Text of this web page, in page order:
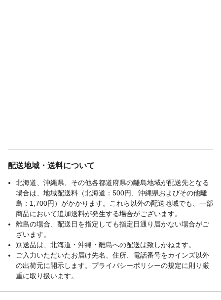
配送地域・送料について
北海道、沖縄県、その他各都道府県の離島地域が配送先となる
場合は、地域配送料（北海道：500円、沖縄県およびその他離
島：1,700円）がかかります。これら以外の配送地域でも、一部
商品において追加送料が発生する場合がございます。
離島の場合、配送日を指定しても指定日通り届かない場合がご
ざいます。
別送品は、北海道・沖縄・離島への配送は致しかねます。
ご入力いただいたお届け先名、住所、電話番号をカインズ以外
の出荷元に開示します。プライバシーポリシーの規定に則り厳
重に取り扱います。